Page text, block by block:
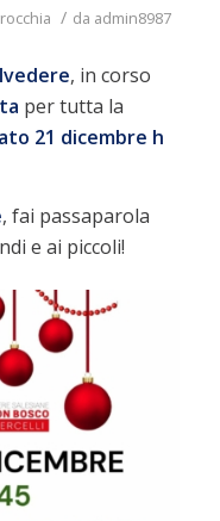
/ da admin8987
, in corso
per tutta la
21 dicembre h
, fai passaparola
e ai piccoli!